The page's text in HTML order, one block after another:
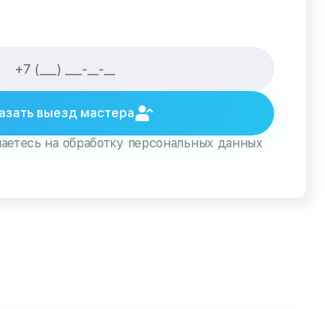
выезд мастера
на обработку персональных данных